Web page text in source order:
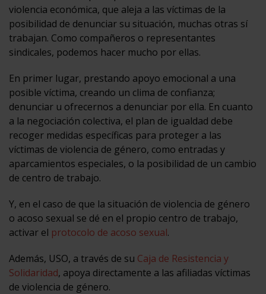
violencia económica, que aleja a las víctimas de la
posibilidad de denunciar su situación, muchas otras sí
trabajan. Como compañeros o representantes
sindicales, podemos hacer mucho por ellas.
En primer lugar, prestando apoyo emocional a una
posible víctima, creando un clima de confianza;
denunciar u ofrecernos a denunciar por ella. En cuanto
a la negociación colectiva, el plan de igualdad debe
recoger medidas específicas para proteger a las
víctimas de violencia de género, como entradas y
aparcamientos especiales, o la posibilidad de un cambio
de centro de trabajo.
Y, en el caso de que la situación de violencia de género
o acoso sexual se dé en el propio centro de trabajo,
activar el protocolo de acoso sexual.
Además, USO, a través de su Caja de Resistencia y
Solidaridad, apoya directamente a las afiliadas víctimas
de violencia de género.